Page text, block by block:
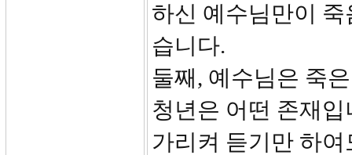
하신 예수님만이
습니다.
둘째, 예수님은 죽
청년은 어떤 존재입
가리켜 듣기만 하